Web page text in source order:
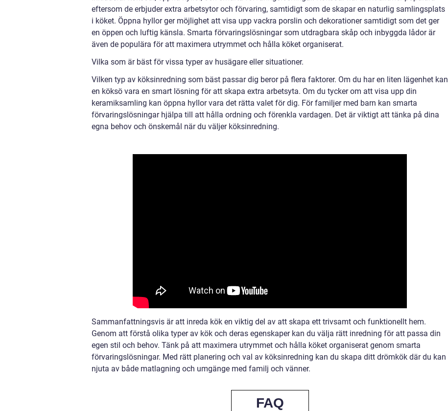
eftersom de erbjuder extra arbetsytor och förvaring, samtidigt som de skapar en naturlig samlingsplats
i köket. Öppna hyllor ger möjlighet att visa upp vackra porslin och dekorationer samtidigt som det ger
en öppen och luftig känsla. Smarta förvaringslösningar som utdragbara skåp och inbyggda lådor är
även de populära för att maximera utrymmet och hålla köket organiserat.
Vilka som är bäst för vissa typer av husägare eller situationer.
Vilken typ av köksinredning som bäst passar dig beror på flera faktorer. Om du har en liten lägenhet kan
en köksö vara en smart lösning för att skapa extra arbetsyta. Om du tycker om att visa upp din
keramiksamling kan öppna hyllor vara det rätta valet för dig. För familjer med barn kan smarta
förvaringslösningar hjälpa till att hålla ordning och förenkla vardagen. Det är viktigt att tänka på dina
egna behov och önskemål när du väljer köksinredning.
Sammanfattningsvis är att inreda kök en viktig del av att skapa ett trivsamt och funktionellt hem.
Genom att förstå olika typer av kök och deras egenskaper kan du välja rätt inredning för att passa din
egen stil och behov. Tänk på att maximera utrymmet och hålla köket organiserat genom smarta
förvaringslösningar. Med rätt planering och val av köksinredning kan du skapa ditt drömkök där du kan
njuta av både matlagning och umgänge med familj och vänner.
FAQ